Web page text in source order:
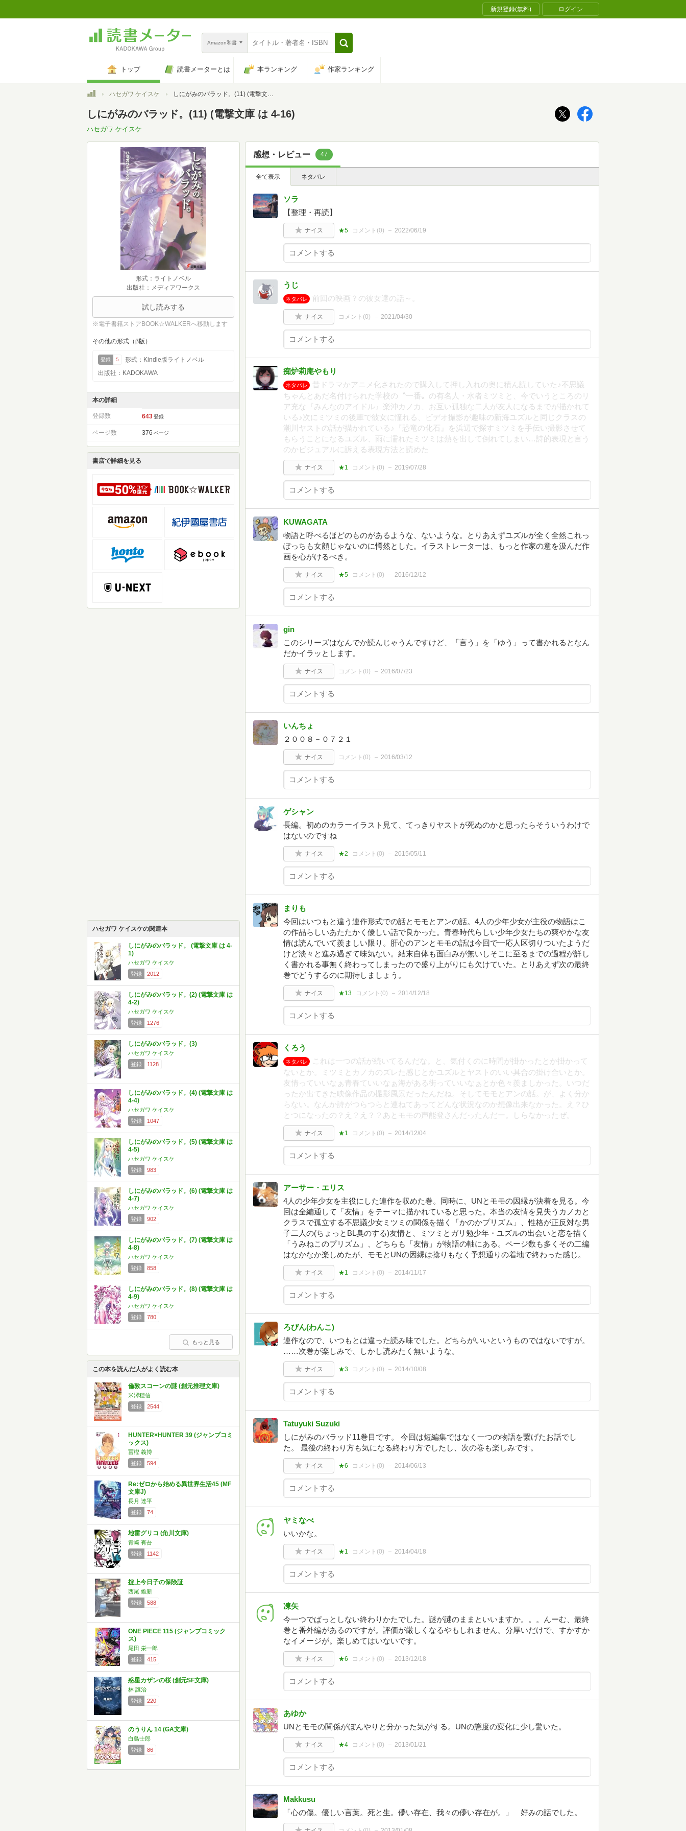
新規登録(無料) ログイン
Amazon和書
トップ 読書メーターとは 本ランキング 作家ランキング
トップハセガワ ケイスケ しにがみのバラッド。(11) (電撃文庫 は 4-16)
しにがみのバラッド。(11) (電撃文庫 は 4-16)
ハセガワ ケイスケ
形式：ライトノベル
出版社：メディアワークス
試し読みする
※電子書籍ストアBOOK☆WALKERへ移動します
その他の形式（β版）
登録 5
形式：Kindle版ライトノベル
出版社：KADOKAWA
本の詳細
登録数 643 登録
ページ数 376 ページ
書店で詳細を見る
ハセガワ ケイスケの関連本
しにがみのバラッド。 (電撃文庫 は 4-
1)
ハセガワ ケイスケ
登録
2012
しにがみのバラッド。(2) (電撃文庫 は
4-2)
ハセガワ ケイスケ
登録
1276
しにがみのバラッド。(3)
ハセガワ ケイスケ
登録
1128
しにがみのバラッド。(4) (電撃文庫 は
4-4)
ハセガワ ケイスケ
登録
1047
しにがみのバラッド。(5) (電撃文庫 は
4-5)
ハセガワ ケイスケ
登録
983
しにがみのバラッド。(6) (電撃文庫 は
4-7)
ハセガワ ケイスケ
登録
902
しにがみのバラッド。(7) (電撃文庫 は
4-8)
ハセガワ ケイスケ
登録
858
しにがみのバラッド。(8) (電撃文庫 は
4-9)
ハセガワ ケイスケ
登録
780
もっと見る
この本を読んだ人がよく読む本
倫敦スコーンの謎 (創元推理文庫)
米澤穂信
登録
2544
HUNTER×HUNTER 39 (ジャンプコミ
ックス)
冨樫 義博
登録
594
Re:ゼロから始める異世界生活45 (MF
文庫J)
長月 達平
登録
74
地雷グリコ (角川文庫)
青崎 有吾
登録
1142
掟上今日子の保険証
西尾 維新
登録
588
ONE PIECE 115 (ジャンプコミック
ス)
尾田 栄一郎
登録
415
惑星カザンの桜 (創元SF文庫)
林 譲治
登録
220
のうりん 14 (GA文庫)
白鳥士郎
登録
86
感想・レビュー 47
全て表示 ネタバレ
ソラ
【整理・再読】
ナイス ★5 コメント(0) 2022/06/19
うじ
ネタバレ 前回の映画？の彼女達の話～。
ナイス コメント(0) 2021/04/30
痴炉莉庵やもり
ネタバレ
昔ドラマかアニメ化されたので購入して押し入れの奥に積ん読していた♪不思議
ちゃんとあだ名付けられた学校の〝一番〟の有名人・水者ミツミと、今でいうところのリ
ア充な『みんなのアイドル』楽沖カノカ、お互い孤独な二人が友人になるまでが描かれて
いる♪次にミツミの後輩で彼女に憧れる、ビデオ撮影が趣味の新海ユズルと同じクラスの
潮川ヤストの話が描かれている♪『恐竜の化石』を浜辺で探すミツミを手伝い撮影させて
もらうことになるユズル、雨に濡れたミツミは熱を出して倒れてしまい…詩的表現と言う
のかビジュアルに訴える表現方法と読めた
ナイス ★1 コメント(0) 2019/07/28
KUWAGATA
物語と呼べるほどのものがあるような、ないような。とりあえずユズルが全く全然これっ
ぽっちも女顔じゃないのに愕然とした。イラストレーターは、もっと作家の意を汲んだ作
画を心がけるべき。
ナイス ★5 コメント(0) 2016/12/12
gin
このシリーズはなんでか読んじゃうんですけど、「言う」を「ゆう」って書かれるとなん
だかイラッとします。
ナイス コメント(0) 2016/07/23
いんちょ
２００８－０７２１
ナイス コメント(0) 2016/03/12
ゲシャン
長編。初めのカラーイラスト見て、てっきりヤストが死ぬのかと思ったらそういうわけで
はないのですね
ナイス ★2 コメント(0) 2015/05/11
まりも
今回はいつもと違う連作形式での話とモモとアンの話。4人の少年少女が主役の物語はこ
の作品らしいあたたかく優しい話で良かった。青春時代らしい少年少女たちの爽やかな友
情は読んでいて羨ましい限り。肝心のアンとモモの話は今回で一応人区切りついたようだ
けど淡々と進み過ぎて味気ない。結末自体も面白みが無いしそこに至るまでの過程が詳し
く書かれる事無く終わってしまったので盛り上がりにも欠けていた。とりあえず次の最終
巻でどうするのに期待しましょう。
ナイス ★13 コメント(0) 2014/12/18
くろう
ネタバレ
これは一つの話が続いてるんだな。と、気付くのに時間が掛かったとか掛かって
ないとか。ミツミとカノカのズレた感じとかユズルとヤストのいい具合の掛け合いとか。
友情っていいなぁ青春ていいなぁ海がある街っていいなぁとか色々羨ましかった。いつだ
ったか出てきた映像作品の撮影風景だったんだね。そしてモモとアンの話。が、よく分か
らない。なんか詩がつらつらと連ねてあってどんな状況なのか想像出来なかった。え？ひ
とつになったの？え？え？？あとモモの声能登さんだったんだー。しらなかったぜ。
ナイス ★1 コメント(0) 2014/12/04
アーサー・エリス
4人の少年少女を主役にした連作を収めた巻。同時に、UNとモモの因縁が決着を見る。今
回は全編通して「友情」をテーマに描かれていると思った。本当の友情を見失うカノカと
クラスで孤立する不思議少女ミツミの関係を描く「かのかプリズム」、性格が正反対な男
子二人の(ちょっとBL臭のする)友情と、ミツミとガリ勉少年・ユズルの出会いと恋を描く
「うみねこのプリズム」、どちらも「友情」が物語の軸にある。ページ数も多くその二編
はなかなか楽しめたが、モモとUNの因縁は捻りもなく予想通りの着地で終わった感じ。
ナイス ★1 コメント(0) 2014/11/17
ろびん(わんこ)
連作なので、いつもとは違った読み味でした。どちらがいいというものではないですが。
……次巻が楽しみで、しかし読みたく無いような。
ナイス ★3 コメント(0) 2014/10/08
Tatuyuki Suzuki
しにがみのバラッド11巻目です。 今回は短編集ではなく一つの物語を繋げたお話でし
た。 最後の終わり方も気になる終わり方でしたし、次の巻も楽しみです。
ナイス ★6 コメント(0) 2014/06/13
ヤミなべ
いいかな。
ナイス ★1 コメント(0) 2014/04/18
凍矢
今一つでぱっとしない終わりかたでした。謎が謎のままといいますか。。。んーむ、最終
巻と番外編があるのですが。評価が厳しくなるやもしれません。分厚いだけで、すかすか
なイメージが。楽しめてはいないです。
ナイス ★6 コメント(0) 2013/12/18
あゆか
UNとモモの関係がぼんやりと分かった気がする。UNの態度の変化に少し驚いた。
ナイス ★4 コメント(0) 2013/01/21
Makkusu
「心の傷。優しい言葉。死と生。儚い存在、我々の儚い存在が。」 好みの話でした。